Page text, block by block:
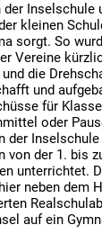
der
kleinen
sorgt. So
Vereine
die
und
für
oder
der
von der 1. bis
unterrichtet.
neben dem
auf ein